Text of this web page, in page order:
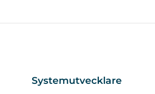
Systemutvecklare